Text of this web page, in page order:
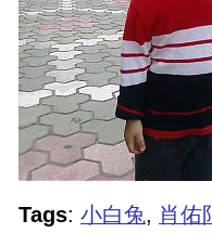
Tags: 小白兔, 肖佑